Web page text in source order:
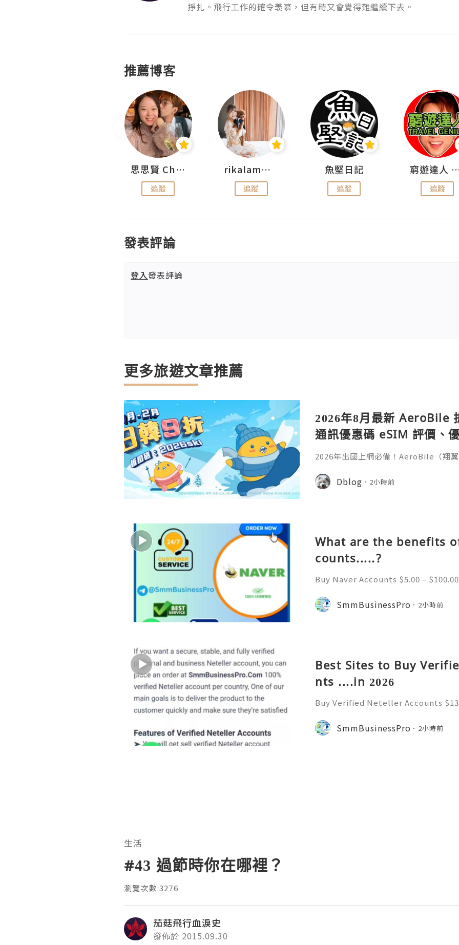
掙扎。飛行工作的確令羡慕，但有時又會覺得難繼續下去。
推薦博客
思思賢 ChillMyBabe
追蹤
rikalammm
追蹤
魚堅日記
追蹤
窮遊達人 Mr.TravelGenius
追蹤
發表評論
登入發表評論
更多旅遊文章推薦
2026年8月最新 AeroBile
通訊優惠碼 eSIM 評價、
教學完整整理
2026年出國上網必備！AeroBile（翔
9折，eSIM評價超高穩定不卡頓，蝴
略全解析。省錢又方便，出國旅行網
Dblog 2小時前
What are the benefits
counts.....?
Buy Naver Accounts $5.00 –
e Welcome to Never South
gine and online platform. Al
SmmBusinessPro 2小時前
Best Sites to Buy
nts ....in 2026
Buy Verified Neteller Accounts
cure & Ready to Use Neteller is
s. A Neteller account
SmmBusinessPro 2小時前
生活
#43 過節時你在哪裡？
瀏覽次數:3276
茄菇飛行血淚史
發佈於 2015.09.30